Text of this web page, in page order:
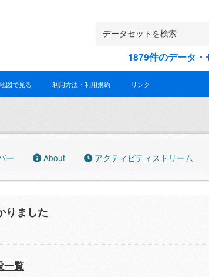
1879件のデータ
地図で見る 利用方法・利用規約 リンク
ー About アクティビティストリーム
りました
一覧